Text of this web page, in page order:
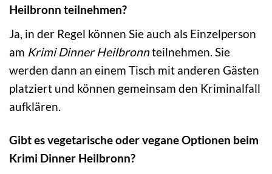
Heilbronn teilnehmen?
Ja, in der Regel können Sie auch als Einzelperson
am Krimi Dinner Heilbronnteilnehmen. Sie
werden dann an einem Tisch mit anderen Gästen
platziert und können gemeinsam den Kriminalfall
aufklären.
Gibt es vegetarische oder vegane Optionen beim
Krimi Dinner Heilbronn?